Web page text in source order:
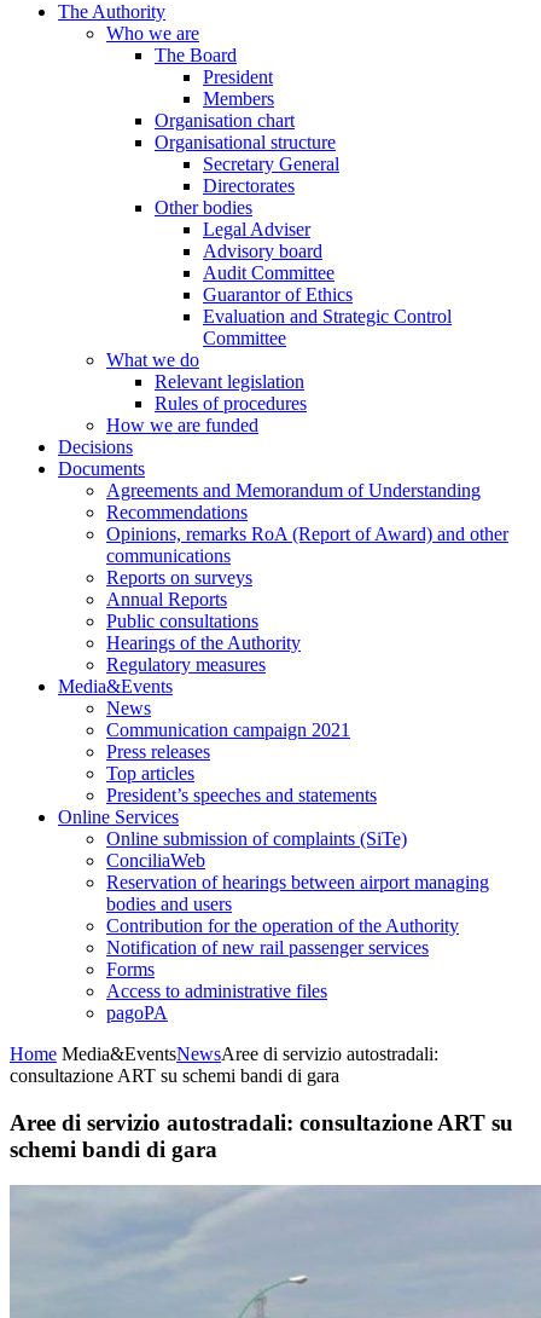
The Authority
Who we are
The Board
President
Members
Organisation chart
Organisational structure
Secretary General
Directorates
Other bodies
Legal Adviser
Advisory board
Audit Committee
Guarantor of Ethics
Evaluation and Strategic Control
Committee
What we do
Relevant legislation
Rules of procedures
How we are funded
Decisions
Documents
Agreements and Memorandum of Understanding
Recommendations
Opinions, remarks RoA (Report of Award) and other
communications
Reports on surveys
Annual Reports
Public consultations
Hearings of the Authority
Regulatory measures
Media&Events
News
Communication campaign 2021
Press releases
Top articles
President’s speeches and statements
Online Services
Online submission of complaints (SiTe)
ConciliaWeb
Reservation of hearings between airport managing
bodies and users
Contribution for the operation of the Authority
Notification of new rail passenger services
Forms
Access to administrative files
pagoPA
Home Media&EventsNewsAree di servizio autostradali:
consultazione ART su schemi bandi di gara
Aree di servizio autostradali: consultazione ART su
schemi bandi di gara